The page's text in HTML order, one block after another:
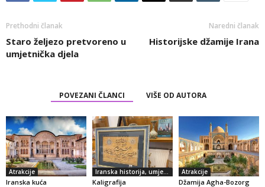
Prethodni članak
Staro željezo pretvoreno u
umjetnička djela
Naredni članak
Historijske džamije Irana
POVEZANI ČLANCI VIŠE OD AUTORA
Atrakcije
Iranska kuća
Iranska historija, umjetnost i kultura
Kaligrafija
Atrakcije
Džamija Agha-Bozorg